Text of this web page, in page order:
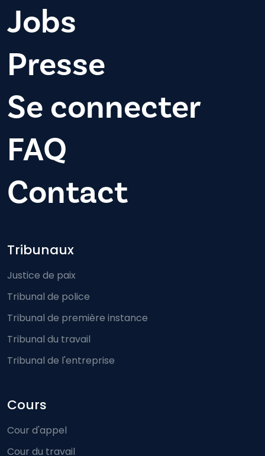
Jobs
Presse
Se connecter
FAQ
Contact
Footer-menu
Tribunaux
Justice de paix
Tribunal de police
Tribunal de première instance
Tribunal du travail
Tribunal de l'entreprise
Cours
Cour d'appel
Cour du travail